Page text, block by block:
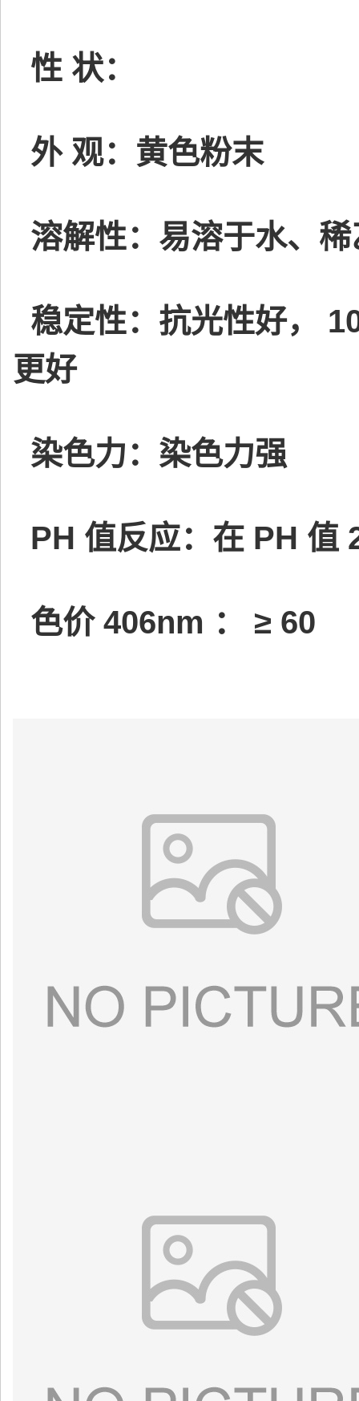
性 状：
外 观：黄色粉末
溶解性：易溶于水、
稳定性：抗光性好，
更好
染色力：染色力强
PH 值反应：在 PH 值
色价 406nm ： ≥ 60